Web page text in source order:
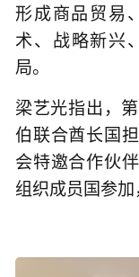
形成商品贸易
术、战略新兴
局。
梁艺光指出，
伯联合酋长国
会特邀合作伙
组织成员国参加